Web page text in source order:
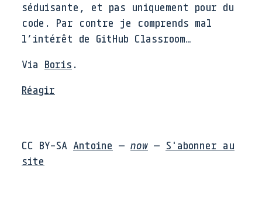
séduisante, et pas uniquement pour du
code. Par contre je comprends mal
l’intérêt de GitHub Classroom…
Via Boris .
Réagir
CC BY-SA Antoine — now — S'abonner au
site